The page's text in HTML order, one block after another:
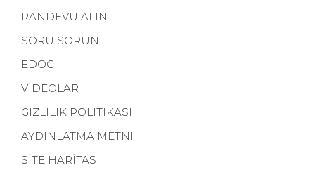
RANDEVU ALIN
SORU SORUN
EDOG
VİDEOLAR
GİZLİLİK POLİTİKASI
AYDINLATMA METNİ
SİTE HARİTASI